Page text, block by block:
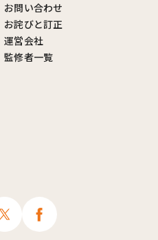
お問い合わせ
お詫びと訂正
運営会社
監修者一覧